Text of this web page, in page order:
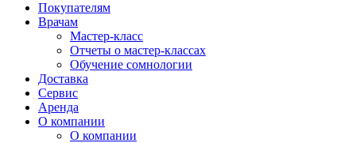
Покупателям
Врачам
Мастер-класс
Отчеты о мастер-классах
Обучение сомнологии
Доставка
Сервис
Аренда
О компании
О компании